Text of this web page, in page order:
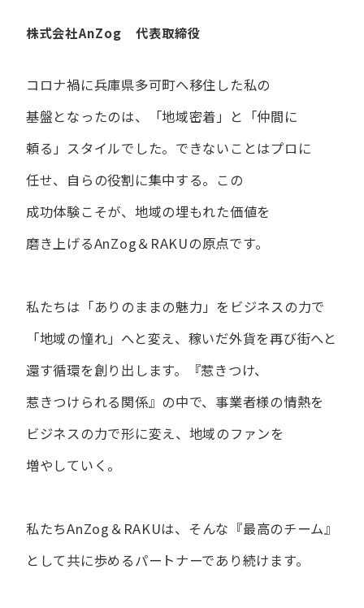
株式会社AnZog 代表取締役
コロナ禍に​兵庫県多可町へ​移住した​私の​
基盤となったのは、
「地域密着」と​「仲間に​
頼る」スタイルでした。 できない​ことは​プロに​
任せ、​自らの​役割に​集中する。 この​
成功体験こそが、​地域の​埋もれた​価値を​
磨き上げる​AnZog＆RAKUの​原点です。
私たちは​「ありの​ままの​魅力」を​ビジネスの​力で​
「地域の​憧れ」へと​変え、 稼いだ外貨を​再び街へと​
還す循環を​創り出します。
『惹きつけ、​
惹きつけられる​関係』の​中で、​事業者様の​情熱を​
ビジネスの​力で​形に​変え、 地域の​ファンを​
増やしていく。
私たちAnZog＆RAKUは、​そんな​『最高の​チーム』
と​して共に​歩める​パートナーであり続けます。